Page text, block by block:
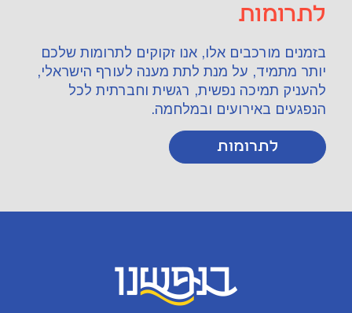
לתרומות
בזמנים מורכבים אלו, אנו זקוקים לתרומות שלכם
יותר מתמיד, על מנת לתת מענה לעורף הישראלי,
להעניק תמיכה נפשית, רגשית וחברתית לכל
הנפגעים באירועים ובמלחמה.
לתרומות